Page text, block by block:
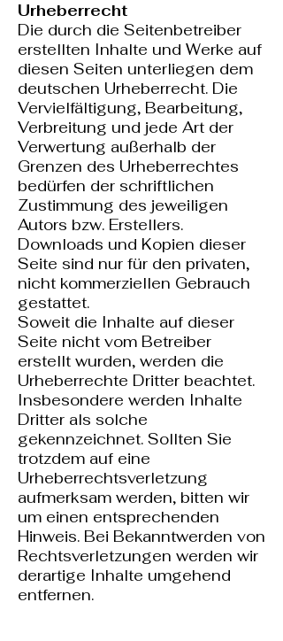
Urheberrecht
Die durch die Seitenbetreiber
erstellten Inhalte und Werke auf
diesen Seiten unterliegen dem
deutschen Urheberrecht. Die
Vervielfältigung, Bearbeitung,
Verbreitung und jede Art der
Verwertung außerhalb der
Grenzen des Urheberrechtes
bedürfen der schriftlichen
Zustimmung des jeweiligen
Autors bzw. Erstellers.
Downloads und Kopien dieser
Seite sind nur für den privaten,
nicht kommerziellen Gebrauch
gestattet.
Soweit die Inhalte auf dieser
Seite nicht vom Betreiber
erstellt wurden, werden die
Urheberrechte Dritter beachtet.
Insbesondere werden Inhalte
Dritter als solche
gekennzeichnet. Sollten Sie
trotzdem auf eine
Urheberrechtsverletzung
aufmerksam werden, bitten wir
um einen entsprechenden
Hinweis. Bei Bekanntwerden von
Rechtsverletzungen werden wir
derartige Inhalte umgehend
entfernen.